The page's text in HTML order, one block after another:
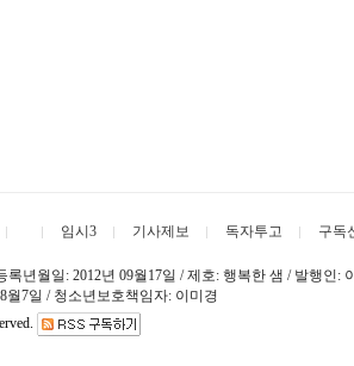
임시3 기사제보 독자투고 구독
록년월일: 2012년 09월17일 / 제호: 행복한 샘 / 발행인:
월7일 / 청소년보호책임자: 이미경